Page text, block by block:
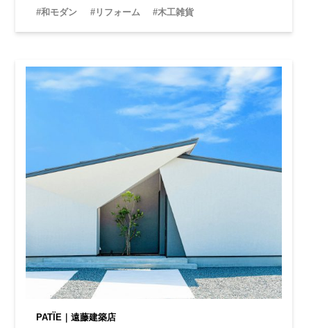
#和モダン #リフォーム #木工雑貨
PATÏE｜遠藤建築店